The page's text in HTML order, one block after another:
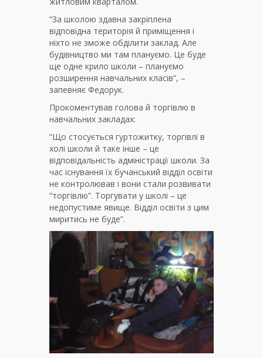
“За школою здавна закріплена
відповідна територія й приміщення і
ніхто не зможе обділити заклад. Але
будівництво ми там плануємо. Це буде
ще одне крило школи – плануємо
розширення навчальних класів”, –
запевняє Федорук.
Прокоментував голова й торгівлю в
навчальних закладах:
“Що стосується гуртожитку, торгівлі в
холі школи й таке інше – це
відповідальність адміністрації школи. За
час існування їх бучанський відділ освіти
не контролював і вони стали розвивати
“торгівлю”. Торгувати у школі – це
недопустиме явище. Відділ освіти з цим
миритись не буде”.